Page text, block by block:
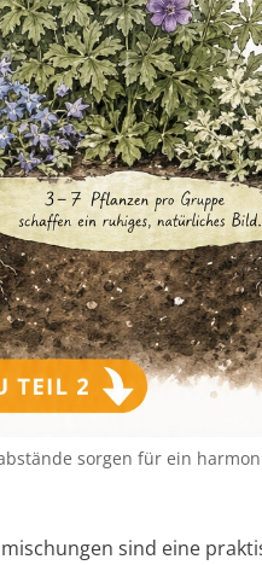
sorgen für ein
sind eine